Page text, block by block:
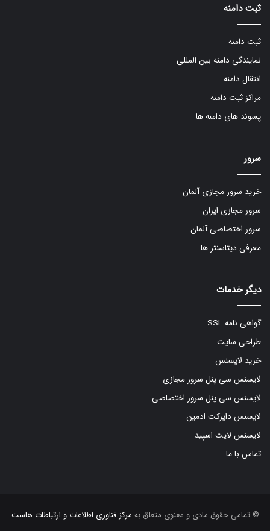
ثبت دامنه
ثبت دامنه
نمایندگی دامنه بین المللی
انتقال دامنه
مراکز ثبت دامنه
پسوند های دامنه ها
سرور
خرید سرور مجازی آلمان
سرور مجازی ایران
سرور اختصاصی آلمان
معرفی دیتاسنتر ها
دیگر خدمات
گواهی نامه SSL
طراحی سایت
خرید لایسنس
لایسنس سی پنل سرور مجازی
لایسنس سی پنل سرور اختصاصی
لایسنس دایرکت ادمین
لایسنس لایت اسپید
تماس با ما
© تمامی حقوق مادی و معنوی متعلق به مرکز فناوری اطلاعات و ارتباطات هاست